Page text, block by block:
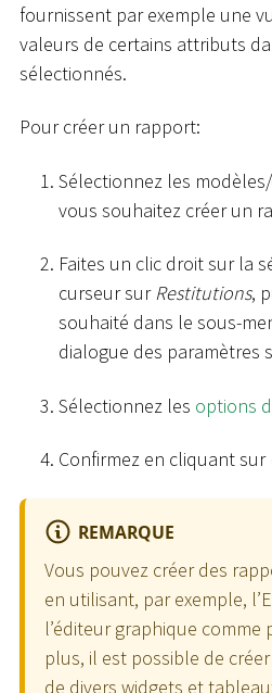
fournissent par exemple une
valeurs de certains attributs
sélectionnés.
Pour créer un rapport:
Sélectionnez les
vous souhaitez créer un
Faites un clic droit sur la
curseur surRestitutions,
souhaité dans le sous-
dialogue des paramètres
Sélectionnez les options
Confirmez en cliquant sur
REMARQUE
Vous pouvez créer des
en utilisant, par exemple,
l’éditeur graphique comme
plus, il est possible de
de divers widgets et